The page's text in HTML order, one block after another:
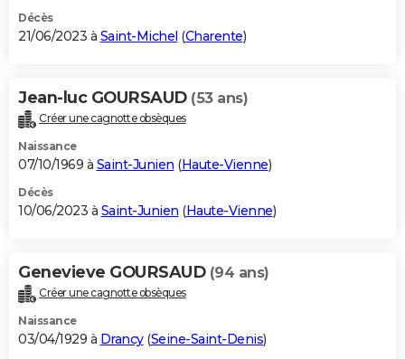
Décès
21/06/2023 à Saint-Michel (Charente)
Jean-luc GOURSAUD (53 ans)
Créer une cagnotte obsèques
Naissance
07/10/1969 à Saint-Junien (Haute-Vienne)
Décès
10/06/2023 à Saint-Junien (Haute-Vienne)
Genevieve GOURSAUD (94 ans)
Créer une cagnotte obsèques
Naissance
03/04/1929 à Drancy(Seine-Saint-Denis)